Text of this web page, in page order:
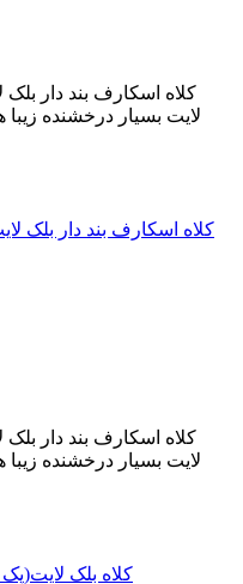
کلاه اسکارف بند دار
لایت بسیار درخشنده
کلاه اسکارف بند دار
لایت بسیار درخشنده